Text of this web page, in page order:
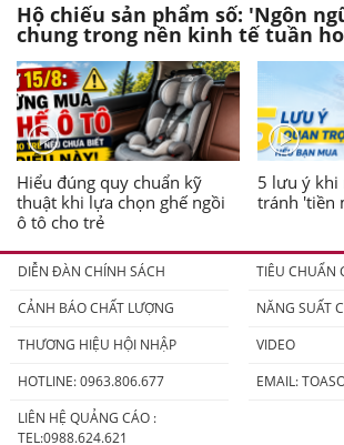
Hộ chiếu sản phẩm số: 'Ngôn
chung trong nền kinh tế tuần
Hiểu đúng quy chuẩn kỹ
thuật khi lựa chọn ghế ngồi
ô tô cho trẻ
5 lưu ý khi
tránh 'tiền
DIỄN ĐÀN CHÍNH SÁCH
TIÊU CHUẨN
CẢNH BÁO CHẤT LƯỢNG
NĂNG SUẤT
THƯƠNG HIỆU HỘI NHẬP
VIDEO
HOTLINE: 0963.806.677
EMAIL:
LIÊN HỆ QUẢNG CÁO :
TEL:0988.624.621